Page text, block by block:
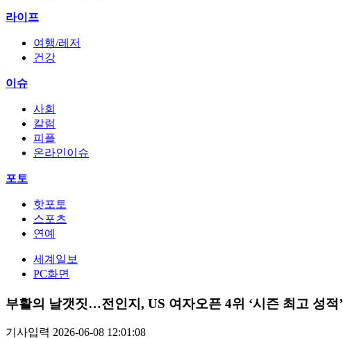
라이프
여행/레저
건강
이슈
사회
칼럼
피플
온라인이슈
포토
핫포토
스포츠
연예
세계일보
PC화면
부활의 날갯짓…전인지, US 여자오픈 4위 ‘시즌 최고 성적’
기사입력 2026-06-08 12:01:08